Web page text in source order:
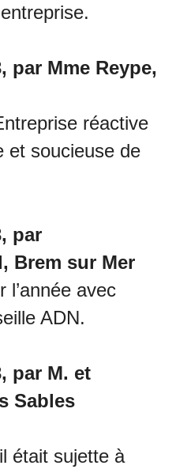
par Mme Reype,
réactive
et soucieuse de
par
Brem sur Mer
l’année avec
ADN.
par M. et
Sables
était sujette à